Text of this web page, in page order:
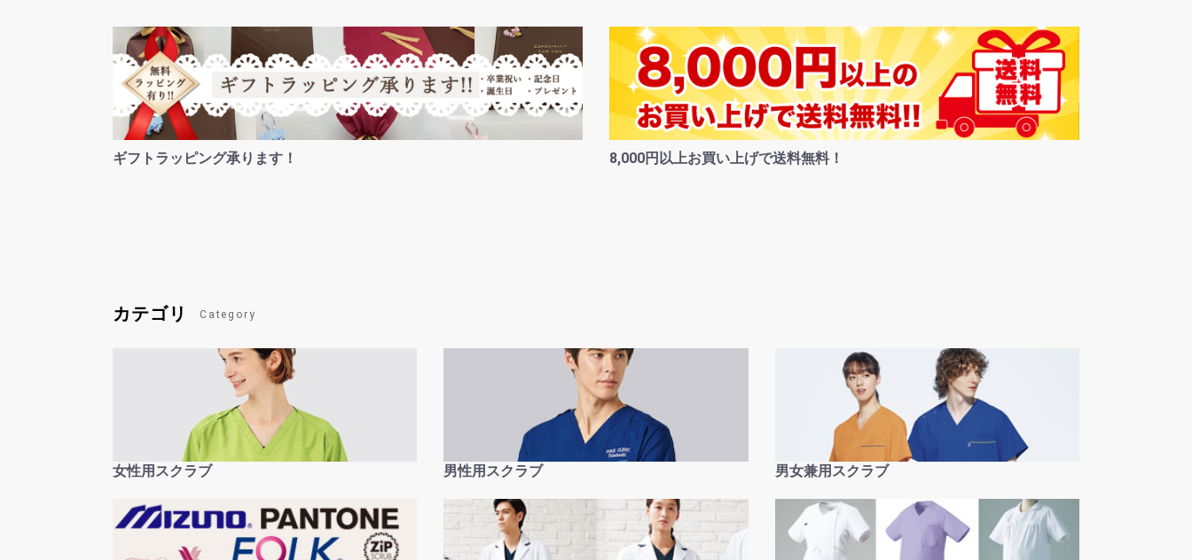
ギフトラッピング承ります！ 8,000円以上お買い上げで送料無料！
カテゴリ Category
女性用スクラブ 男性用スクラブ 男女兼用スクラブ